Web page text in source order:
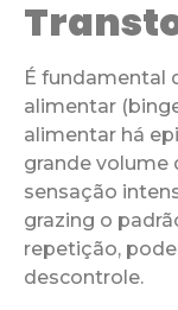
É fundamental
alimentar
alimentar há
grande volume
sensação
grazing o
repetição,
descontrole.